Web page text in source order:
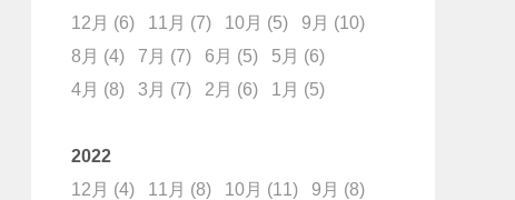
12月 (6) 11月 (7) 10月 (5) 9月 (10)
8月 (4) 7月 (7) 6月 (5) 5月 (6)
4月 (8) 3月 (7) 2月 (6) 1月 (5)
2022
12月 (4) 11月 (8) 10月 (11) 9月 (8)